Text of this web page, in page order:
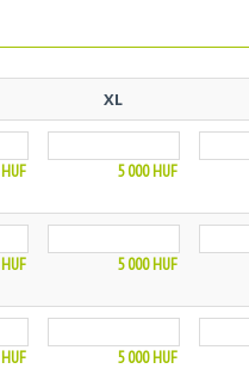
XL
HUF 5 000HUF
HUF 5 000HUF
HUF 5 000HUF